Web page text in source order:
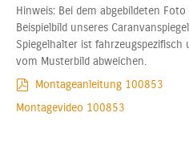
Hinweis: Bei dem abgebildeten
Beispielbild unseres
Spiegelhalter ist
vom Musterbild abweichen.
Montageanleitung 100853
Montagevideo 100853